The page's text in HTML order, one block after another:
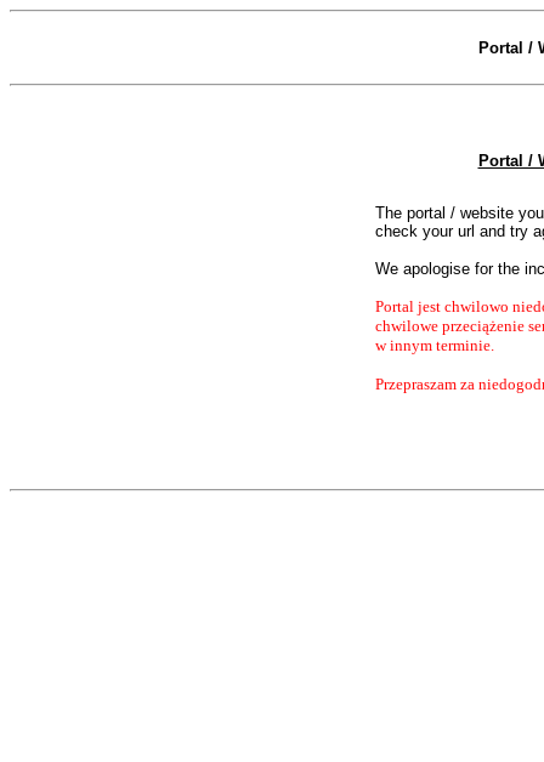
Portal /
Portal /
The portal / website
check your url and try
We apologise for the
Portal jest chwilowo
chwilowe przeciążenie
w innym terminie.
Przepraszam za